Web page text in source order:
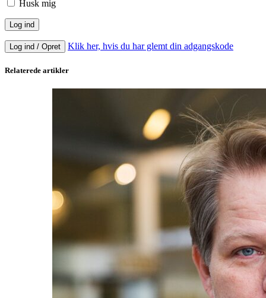
Husk mig
Log ind / Opret Klik her, hvis du har glemt din adgangskode
Relaterede artikler